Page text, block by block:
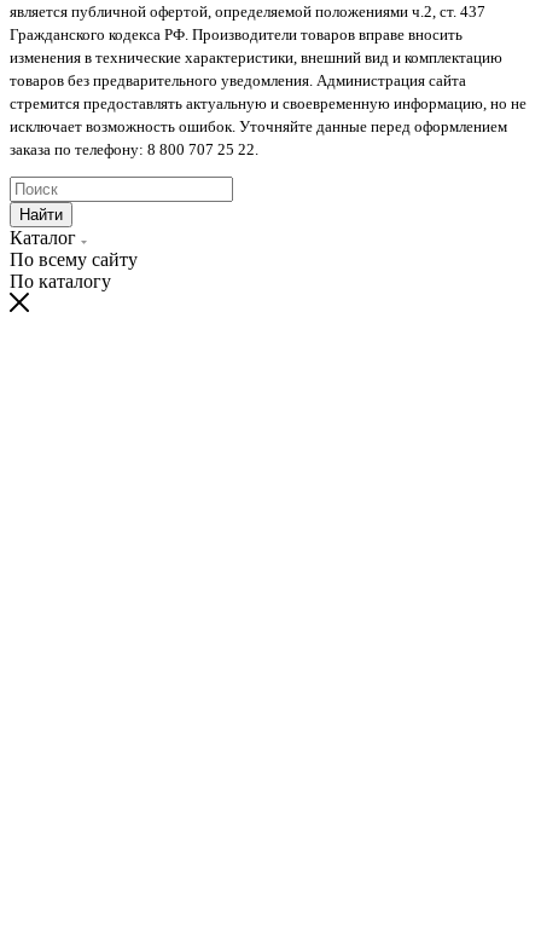
является публичной офертой, определяемой положениями ч.2, ст. 437
Гражданского кодекса РФ. Производители товаров вправе вносить
изменения в технические характеристики, внешний вид и комплектацию
товаров без предварительного уведомления. Администрация сайта
стремится предоставлять актуальную и своевременную информацию, но не
исключает возможность ошибок. Уточняйте данные перед оформлением
заказа по телефону: 8 800 707 25 22.
Найти
Каталог
По всему сайту
По каталогу